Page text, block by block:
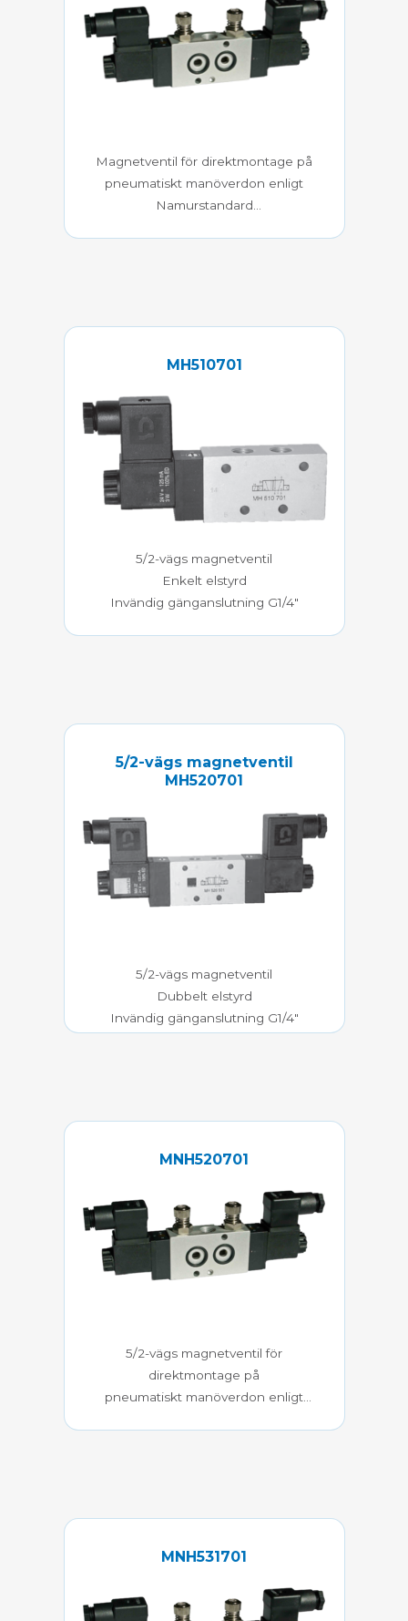
Magnetventil för direktmontage på
pneumatiskt manöverdon enligt
Namurstandard
MH510701
5/2-vägs magnetventil
Enkelt elstyrd
Invändig gänganslutning G1/4″
5/2-vägs magnetventil
MH520701
5/2-vägs magnetventil
Dubbelt elstyrd
Invändig gänganslutning G1/4″
MNH520701
5/2-vägs magnetventil för
direktmontage på
pneumatiskt manöverdon enligt
MNH531701